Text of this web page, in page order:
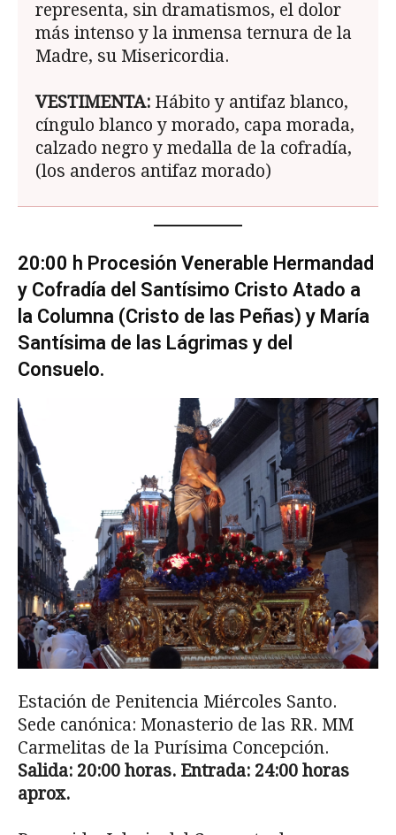
representa, sin dramatismos, el dolor
más intenso y la inmensa ternura de la
Madre, su Misericordia.
VESTIMENTA: Hábito y antifaz blanco,
cíngulo blanco y morado, capa morada,
calzado negro y medalla de la cofradía,
(los anderos antifaz morado)
20:00 h Procesión Venerable Hermandad
y Co­fradía del Santísimo Cristo Atado a
la Columna (Cristo de las Peñas) y María
Santísima de las Lágrimas y del
Consuelo.
Estación de Penitencia Miércoles Santo.
Sede canónica: Monasterio de las RR. MM
Carmelitas de la Purísima Concepción.
Salida: 20:00 horas. Entrada: 24:00 horas
aprox.